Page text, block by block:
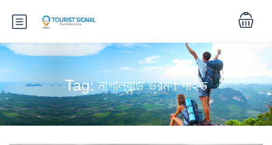
Tag:নাগাল্যান্ড ভ্রমণ গাইড